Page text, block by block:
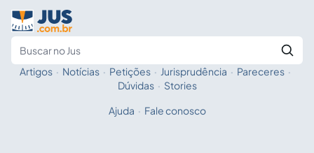
Fale com a IA
Artigos · Notícias · Petições · Jurisprudência · Pareceres ·
Dúvidas · Stories
Ajuda · Fale conosco